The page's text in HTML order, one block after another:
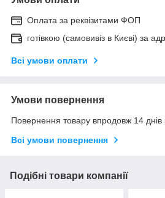
Оплата за реквізитами ФОП
готівкою (самовивіз в Києві) за
Всі умови оплати
Умови повернення
Повернення товару впродовж 14 днів
Всі умови повернення
Подібні товари компанії